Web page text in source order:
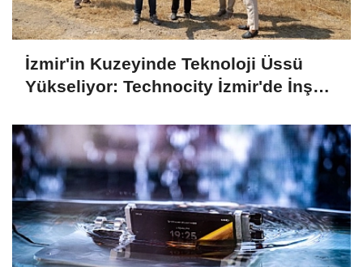
İzmir'in Kuzeyinde Teknoloji Üssü
Yükseliyor: Technocity İzmir'de İnşaat